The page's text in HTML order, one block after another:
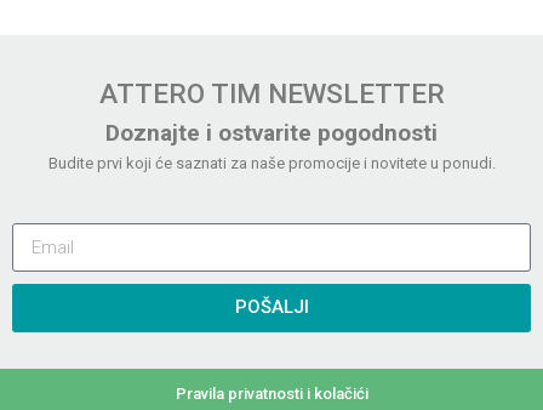
ATTERO TIM NEWSLETTER
Doznajte i ostvarite pogodnosti
Budite prvi koji će saznati za naše promocije i novitete u ponudi.
POŠALJI
Pravila privatnosti i kolačići